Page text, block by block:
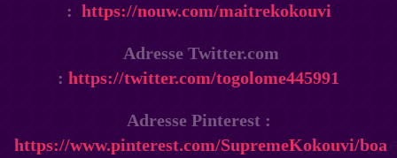
: https://nouw.com/maitrekokouvi
Adresse Twitter.com
: https://twitter.com/togolome445991
Adresse Pinterest :
https://www.pinterest.com/SupremeKokouvi/boa